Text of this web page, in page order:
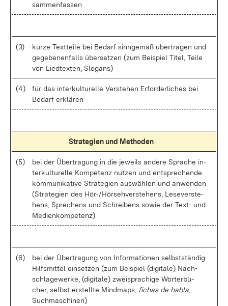
sam­men­fas­sen
(3)
kur­ze Text­tei­le bei Be­darf sinn­ge­mäß über­tra­gen und
ge­ge­be­nen­falls über­set­zen (zum Bei­spiel Ti­tel, Tei­le
von Lied­tex­ten, Slo­gans)
(4)
für das in­ter­kul­tu­rel­le Ver­ste­hen Er­for­der­li­ches bei
Be­darf er­klä­ren
Stra­te­gi­en und Me­tho­den
(5)
bei der Über­tra­gung in die je­weils an­de­re Spra­che in­
ter­kul­tu­rel­le Kom­pe­tenz nut­zen und ent­spre­chen­de
kom­mu­ni­ka­ti­ve Stra­te­gi­en aus­wäh­len und an­wen­den
(Stra­te­gi­en des Hör‑/Hör­seh­ver­ste­hens, Le­se­ver­ste­
hens, Spre­chens und Schrei­bens so­wie der Text- und
Me­di­en­kom­pe­tenz)
(6)
bei der Über­tra­gung von In­for­ma­tio­nen selbst­stän­dig
Hilfs­mit­tel ein­set­zen (zum Bei­spiel (di­gi­ta­le) Nach­
schla­ge­wer­ke, (di­gi­ta­le) zwei­spra­chi­ge Wör­ter­bü­
cher, selbst er­stell­te Mind­maps, fichas de hab­la
Such­ma­schi­nen)